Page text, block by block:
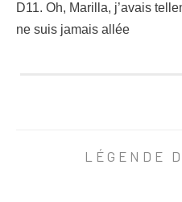
D11. Oh, Marilla, j’avais
ne suis jamais allée
LÉGENDE